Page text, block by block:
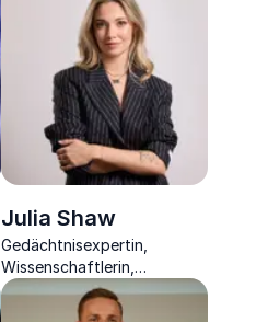
Wegbereiter für den Erfolg
von Unternehmen in der
Julia Shaw
Gedächtnisexpertin,
Wissenschaftlerin,
Psychologin, Gründerin und
Bestsellerautorin zeigt, was